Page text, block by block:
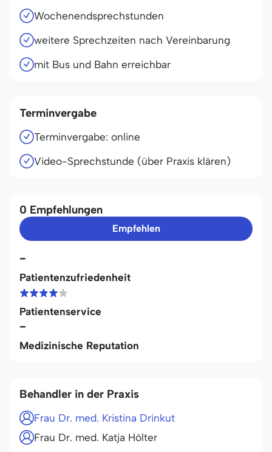
Wochenendsprechstunden
weitere Sprechzeiten nach Vereinbarung
mit Bus und Bahn erreichbar
Terminvergabe
Terminvergabe: online
Video-Sprechstunde (über Praxis klären)
0 Empfehlungen
Empfehlen
-
Patientenzufriedenheit
Patientenservice
-
Medizinische Reputation
Behandler in der Praxis
Frau Dr. med. Kristina Drinkut
Frau Dr. med. Katja Hölter